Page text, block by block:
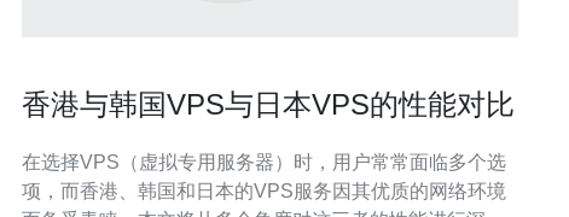
香港与韩国VPS与日本VPS的性能对比
在选择VPS（虚拟专用服务器）时，用户常常面临多个选
项，而香港、韩国和日本的VPS服务因其优质的网络环境